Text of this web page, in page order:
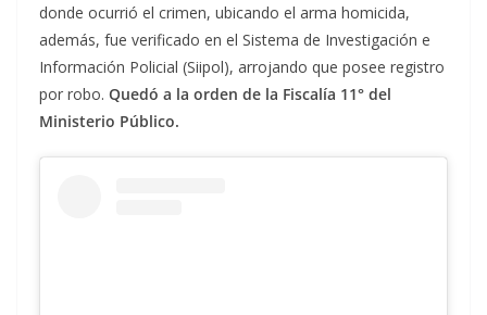
donde ocurrió el crimen, ubicando el arma homicida,
además, fue verificado en el Sistema de Investigación e
Información Policial (Siipol), arrojando que posee registro
por robo. Quedó a la orden de la Fiscalía 11° del
Ministerio Público.